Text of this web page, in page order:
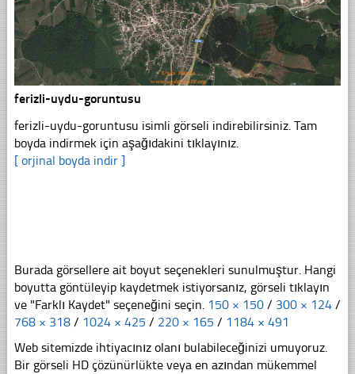
ferizli-uydu-goruntusu
ferizli-uydu-goruntusu isimli görseli indirebilirsiniz. Tam
boyda indirmek için aşağıdakini tıklayınız.
[ orjinal boyda indir ]
Burada görsellere ait boyut seçenekleri sunulmuştur. Hangi
boyutta göntüleyip kaydetmek istiyorsanız, görseli tıklayın
ve "Farklı Kaydet" seçeneğini seçin. 150 × 150 / 300 × 124 /
768 × 318 / 1024 × 425 / 220 × 165 / 1184 × 491
Web sitemizde ihtiyacınız olanı bulabileceğinizi umuyoruz.
Bir görseli HD çözünürlükte veya en azından mükemmel